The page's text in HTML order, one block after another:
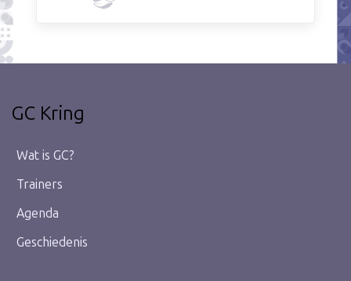
GC Kring
Wat is GC?
Trainers
Agenda
Geschiedenis